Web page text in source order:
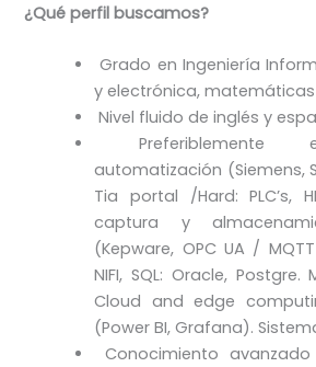
¿Qué perfil buscamos?
Grado en Ingeniería
y electrónica, matemáticas
Nivel fluido de inglés y
Preferiblemente
automatización (Siemens,
Tia portal /Hard: PLC’s,
captura y
(Kepware, OPC UA /
NIFI, SQL: Oracle, Postgre.
Cloud and edge
(Power BI, Grafana).
Conocimiento